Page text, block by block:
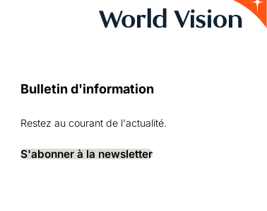
Bulletin d'information
Restez au courant de l'actualité.
S'abonner à la newsletter